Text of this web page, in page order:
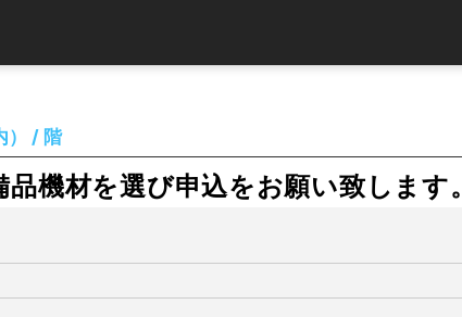
） / 階
機材を選び申込をお願い致します。